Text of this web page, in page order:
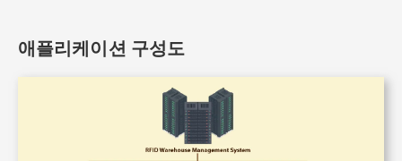
애플리케이션 구성도